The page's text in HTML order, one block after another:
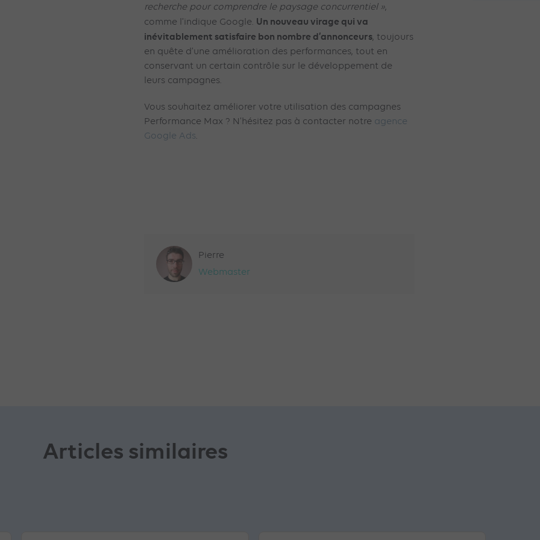
recherche pour comprendre le paysage concurrentiel »,
comme l’indique Google. Un nouveau virage qui va
inévitablement satisfaire bon nombre d’annonceurs, toujours
en quête d’une amélioration des performances, tout en
conservant un certain contrôle sur le développement de
leurs campagnes.
Vous souhaitez améliorer votre utilisation des campagnes
Performance Max ? N’hésitez pas à contacter notre agence
Google Ads.
Pierre
Webmaster
Articles similaires